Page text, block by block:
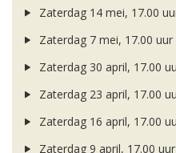
Zaterdag 14 mei, 17.00
Zaterdag 7 mei, 17.00 uur
Zaterdag 30 april, 17.00
Zaterdag 23 april, 17.00
Zaterdag 16 april, 17.00
Zaterdag 9 april, 17.00 uur